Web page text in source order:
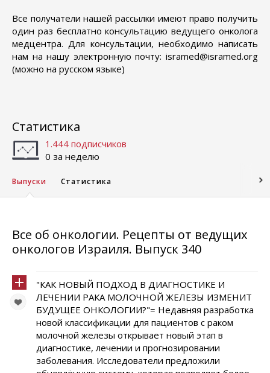
Все получатели нашей рассылки имеют право получить
один раз бесплатно консультацию ведущего онколога
медцентра. Для консультации, необходимо написать
нам на нашу электронную почту: isramed@isramed.org
(можно на русском языке)
Статистика
1.444 подписчиков
0 за неделю
Выпуски Статистика
Все об онкологии. Рецепты от ведущих
онкологов Израиля. Выпуск 340
"КАК НОВЫЙ ПОДХОД В ДИАГНОСТИКЕ И
ЛЕЧЕНИИ РАКА МОЛОЧНОЙ ЖЕЛЕЗЫ ИЗМЕНИТ
БУДУЩЕЕ ОНКОЛОГИИ?"= Недавняя разработка
новой классификации для пациентов с раком
молочной железы открывает новый этап в
диагностике, лечении и прогнозировании
заболевания. Исследователи предложили